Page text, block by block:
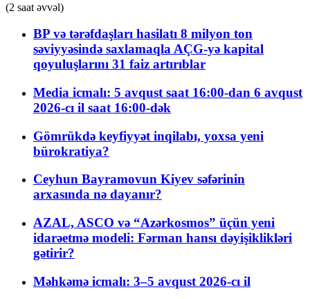
(2 saat əvvəl)
BP və tərəfdaşları hasilatı 8 milyon ton
səviyyəsində saxlamaqla AÇG-yə kapital
qoyuluşlarını 31 faiz artırıblar
Media icmalı: 5 avqust saat 16:00-dan 6 avqust
2026-cı il saat 16:00-dək
Gömrükdə keyfiyyət inqilabı, yoxsa yeni
bürokratiya?
Ceyhun Bayramovun Kiyev səfərinin
arxasında nə dayanır?
AZAL, ASCO və “Azərkosmos” üçün yeni
idarəetmə modeli: Fərman hansı dəyişiklikləri
gətirir?
Məhkəmə icmalı: 3–5 avqust 2026-cı il